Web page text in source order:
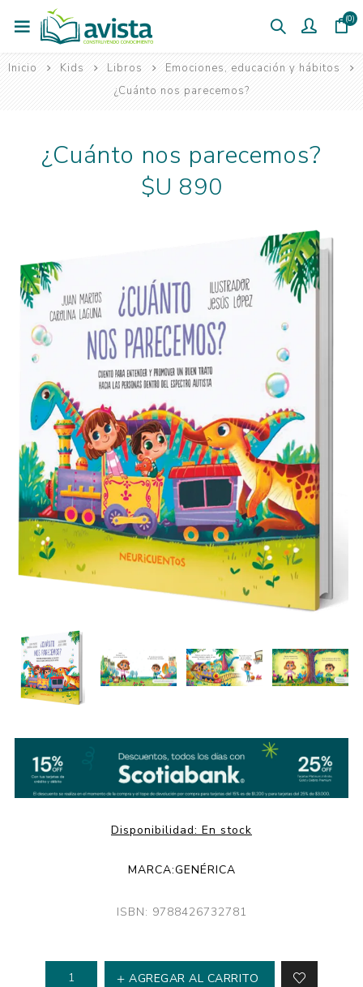
(0)
Inicio Kids Libros
Emociones, educación y hábitos
¿Cuánto nos parecemos?
¿Cuánto nos parecemos?
$U 890
Disponibilidad: En stock
MARCA:GENÉRICA
ISBN: 9788426732781
AGREGAR AL CARRITO